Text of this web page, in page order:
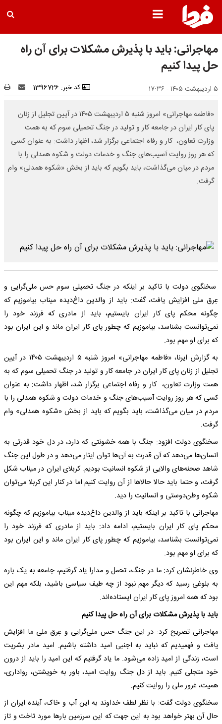
مهاجرانی: باید با پذیرش مشکلات برای آن راه
حل پیدا کنیم
۵ اردیبهشت ۱۴۰۵ - ۱۷:۳۶ کد خبر: 1396726
«فاطمه مهاجرانی» امروز شنبه ۵ اردیبهشت ۱۴۰۵ در آیین تجلیل از زنان
پای کار ایران در جامعه کار و تولید در جنگ تحمیلی سوم که به همت
وزارت تعاون، ‌ کار و رفاه اجتماعی برگزار شد، اظهار داشت: به عنوان کسی
که هر روز روایت آسیب‌های جنگ و خدمات دولت و شکوه همدلی را با
مردم در میان می‌گذاشت، باید بگویم که باید از بخش «شکوه همدلی» وام
گرفت.
سخنگوی دولت با تاکید بر اینکه در جنگ تحمیلی سوم حس ملی‌گرایی و
عِرق ملی افزایش یافت، گفت: باید از والدین داغ‌دیده میناب بیاموزیم که
چگونه محکم پای کار ایران بایستیم، باید از مادری که فرزند خود را
نمی‌توانست بشناسد، بیاموزیم که چطور پای کار ایران ماند و این ایران بود
که برای او مهم بود.
به گزارش ایرنا، «فاطمه مهاجرانی» امروز شنبه ۵ اردیبهشت ۱۴۰۵ در آیین
تجلیل از زنان پای کار ایران در جامعه کار و تولید در جنگ تحمیلی سوم که به
همت وزارت تعاون، ‌ کار و رفاه اجتماعی برگزار شد، اظهار داشت: به عنوان
کسی که هر روز روایت آسیب‌های جنگ و خدمات دولت و شکوه همدلی را با
مردم در میان می‌گذاشت، باید بگویم که باید از بخش «شکوه همدلی» وام
گرفت.
سخنگوی دولت افزود: جنگ با همه خشونتی که دارد، در دل خود قدرتی به
انسان‌ها می‌دهد که آن قدرت به آن‌ها توان ایثار می‌دهد و در طول این جنگ
شاهد صحنه‌های والایی از شکوه انسانیت بودیم. کربلای ایران در میناب شکل
گرفت، و حتما باید حالا حالاها از آن روایت کنیم اما در کنار این کربلا می‌توان
شکوه وطن‌دوستی و انسانیت را دید.
مهاجرانی با تاکید بر اینکه باید از والدین داغ‌دیده میناب بیاموزیم که چگونه
محکم پای کار ایران بایستیم، ادامه داد: باید از مادری که فرزند خود را
نمی‌توانست بشناسد، بیاموزیم که چطور پای کار ایران ماند و این ایران بود
که برای او مهم بود.
وی خاطرنشان کرد: ما در جنگ، تحمل و مدارا یاد گرفتیم، جامعه به یک باره
به بلوغی رسید که دیگر مهم نبود از چه طیف سیاسی باشید، بلکه مهم این
بود که همه امروز پای کار ایران ایستاده‌اند.
باید با پذیرش مشکلات برای آن راه حل پیدا کنیم
مهاجرانی تصریح کرد: در این جنگ حس ملی‌گرایی و عِرق ملی ما افزایش
یافت و فهمیدیم که نباید به اجنبی امید داشته باشیم. امید مادر بشریت
است، زندگی از امید زاده می‌شود. ما یاد گرفتیم که این امید را باید از درون
خود متجلی کنیم. باید از دل جنگ روایت امید، باور به خویشتن، رواداری،
همیت، غرور ملی را روایت کنیم.
سخنگوی دولت گفت: با نظر لطف خداوند به این آب و خاک، آینده ایران از
حال آن بهتر خواهد بود به این جهت که این سرزمین بارها مورد تاخت و تاز